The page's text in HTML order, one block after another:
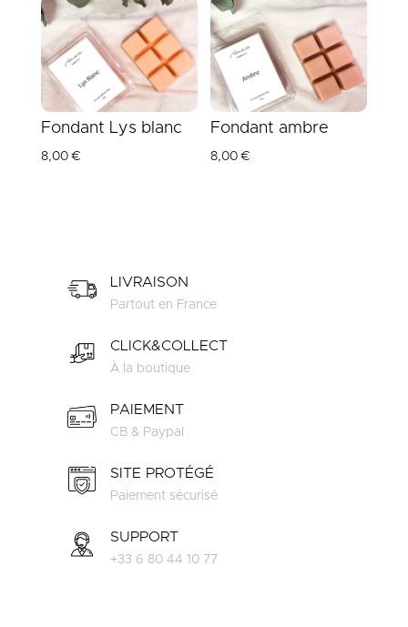
Fondant Lys blanc
8,00€
Fondant ambre
8,00€
LIVRAISON
Partout en France
CLICK&COLLECT
À la boutique
PAIEMENT
CB & Paypal
SITE PROTÉGÉ
Paiement sécurisé
SUPPORT
+33 6 80 44 10 77